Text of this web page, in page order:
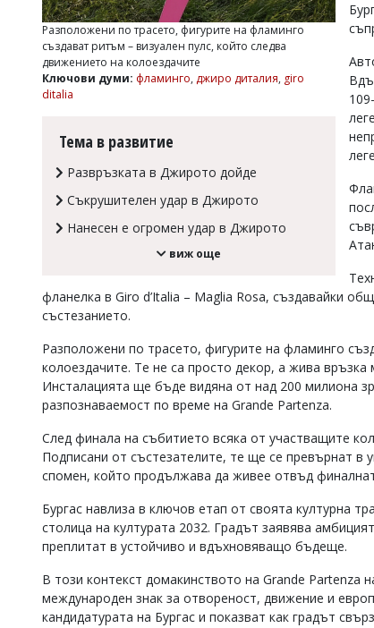
Касабова,
k.kassabova@flagman.bg
Главен
редактор:
office@flagman.bg
Коментарите
редакцията
отговорност
обиден
сигнализирайте
Разположени по трасето, фигурите на фламинго
създават ритъм – визуален пулс, който следва
движението на колоездачите
Ключови думи: фламинго, джиро диталия, giro
ditalia
Тема в развитие
Развръзката в Джирото дойде
Съкрушителен удар в Джирото
Нанесен е огромен удар в Джирото
виж още
фланелка в Giro d’Italia – Maglia Rosa, създавайки
състезанието.
Разположени по трасето, фигурите на фламинго
колоездачите. Те не са просто декор, а жива
Инсталацията ще бъде видяна от над 200 милиона
разпознаваемост по време на Grande Partenza.
След финала на събитието всяка от участващите
Подписани от състезателите, те ще се превърнат в
спомен, който продължава да живее отвъд
Бургас навлиза в ключов етап от своята културна
столица на културата 2032. Градът заявява
преплитат в устойчиво и вдъхновяващо бъдеще.
В този контекст домакинството на Grande Partenza
международен знак за отвореност, движение и
кандидатурата на Бургас и показват как градът